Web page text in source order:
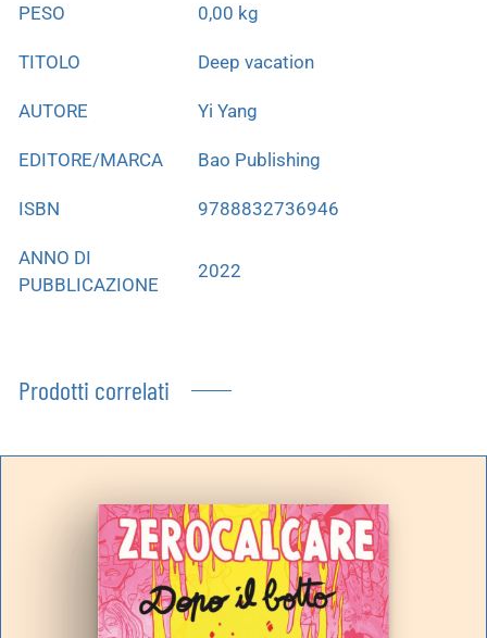
PESO 0,00 kg
TITOLO Deep vacation
AUTORE Yi Yang
EDITORE/MARCA Bao Publishing
ISBN 9788832736946
ANNO DI
PUBBLICAZIONE
2022
Prodotti correlati